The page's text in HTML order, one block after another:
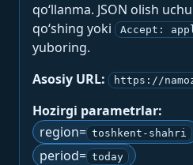
qo‘llanma. JSON olish
qo‘shing yoki Accept:
yuboring.
Asosiy URL:
https://
Hozirgi parametrlar:
region= toshkent-shahri
period= today